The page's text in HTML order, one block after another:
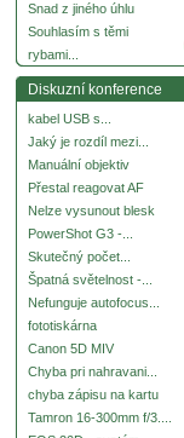
Snad z jiného úhlu
Souhlasím s těmi
rybami...
Diskuzní konference
kabel USB s...
Jaký je rozdíl mezi...
Manuální objektiv
Přestal reagovat AF
Nelze vysunout blesk
PowerShot G3 -...
Skutečný počet...
Špatná světelnost -...
Nefunguje autofocus...
fototiskárna
Canon 5D MIV
Chyba pri nahravani...
chyba zápisu na kartu
Tamron 16-300mm f/3....